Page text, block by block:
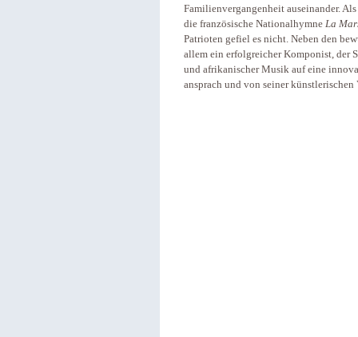
Familienvergangenheit auseinander.
die französische Nationalhymne La
Patrioten gefiel es nicht. Neben den
allem ein erfolgreicher Komponist, der
und afrikanischer Musik auf eine
ansprach und von seiner